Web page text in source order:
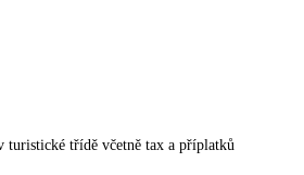
turistické třídě včetně tax a příplatků